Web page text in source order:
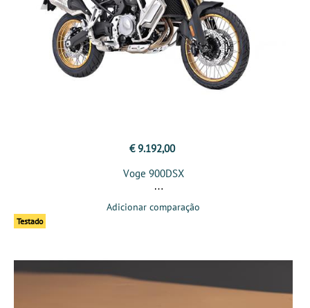
€ 9.192,00
Voge 900DSX
Adicionar comparação
Testado